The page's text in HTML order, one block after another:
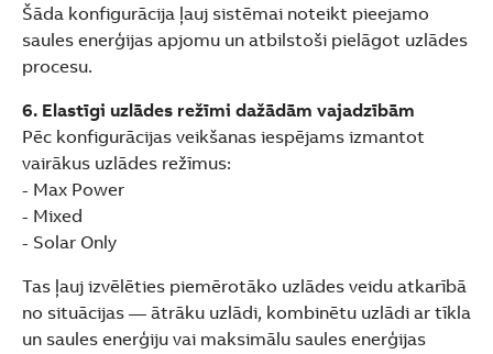
Šāda konfigurācija ļauj sistēmai noteikt pieejamo
saules enerģijas apjomu un atbilstoši pielāgot uzlādes
procesu.
6. Elastīgi uzlādes režīmi dažādām vajadzībām
Pēc konfigurācijas veikšanas iespējams izmantot
vairākus uzlādes režīmus:
- Max Power
- Mixed
- Solar Only
Tas ļauj izvēlēties piemērotāko uzlādes veidu atkarībā
no situācijas — ātrāku uzlādi, kombinētu uzlādi ar tīkla
un saules enerģiju vai maksimālu saules enerģijas